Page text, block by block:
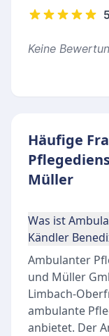
Keine
Häufige
Müller
Was ist
Kändler
Ambulanter
und Müller
Limbach-
ambulante
anbietet. Der